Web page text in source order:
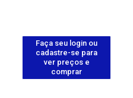
Faça seu login ou
cadastre-se para
ver preços e
comprar